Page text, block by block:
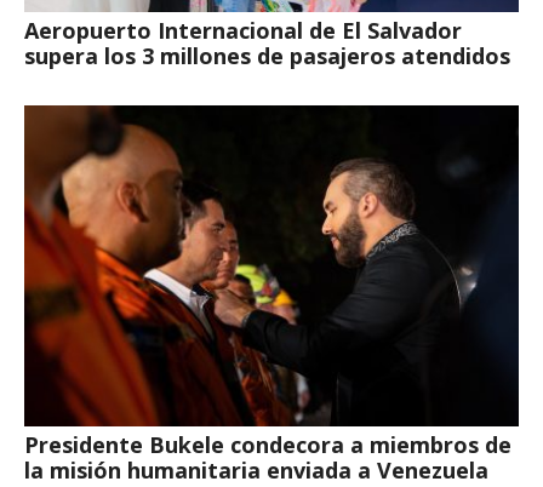
Aeropuerto Internacional de El Salvador
supera los 3 millones de pasajeros atendidos
Presidente Bukele condecora a miembros de
la misión humanitaria enviada a Venezuela